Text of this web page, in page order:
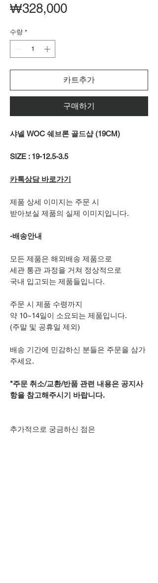
₩328,000가
수량 *
카트추가
구매하기
샤넬 WOC 쉐브론 골드샵 (19CM)
SIZE : 19-12.5-3.5
카톡상담 바로가기
제품 상세 이미지는 주문 시
받아보실 제품의 실제 이미지입니다.
-배송안내
모든 제품은 해외배송 제품으로
세관 통관 과정을 거쳐 정상적으로
국내 입고되는 제품들입니다.
주문 시 제품 수령까지
약 10~14일이 소요되는 제품입니다.
(주말 및 공휴일 제외)
배송 기간에 민감하신 분들은 주문을 삼가
주세요.
*주문 취소/교환/반품 관련 내용은 공지사
항을 참고해주시기 바랍니다.
추가적으로 궁금하신 점은